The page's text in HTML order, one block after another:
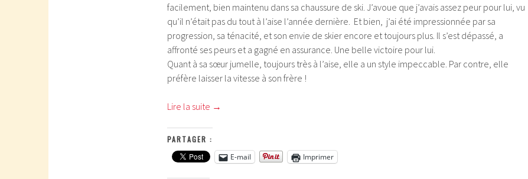
facilement, bien maintenu dans sa chaussure de ski. J’avoue que j’avais assez peur pour lui, vu
qu’il n’était pas du tout à l’aise l’année dernière. Et bien, j’ai été impressionnée par sa
progression, sa ténacité, et son envie de skier encore et toujours plus. Il s’est dépassé, a
affronté ses peurs et a gagné en assurance. Une belle victoire pour lui.
Quant à sa sœur jumelle, toujours très à l’aise, elle a un style impeccable. Par contre, elle
préfère laisser la vitesse à son frère !
Lire la suite →
PARTAGER :
E-mail
Imprimer